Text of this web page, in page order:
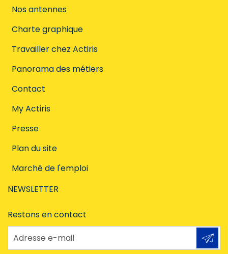
Nos antennes
Charte graphique
Travailler chez Actiris
Panorama des métiers
Contact
My Actiris
Presse
Plan du site
Marché de l'emploi
NEWSLETTER
Restons en contact
Adresse e-mail